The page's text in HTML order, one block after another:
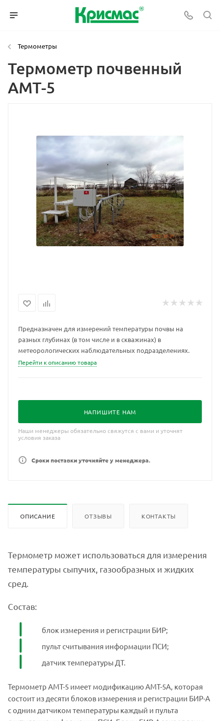
Термометры
Термометр почвенный
АМТ-5
Предназначен для измерений температуры почвы на
разных глубинах (в том числе и в скважинах) в
метеорологических наблюдательных подразделениях.
Перейти к описанию товара
НАПИШИТЕ НАМ
Наши менеджеры обязательно свяжутся с вами и уточнят
условия заказа
Сроки поставки уточняйте у менеджера.
ОПИСАНИЕ ОТЗЫВЫ КОНТАКТЫ
Термометр может использоваться для измерения
температуры сыпучих, газообразных и жидких
сред.
Состав:
блок измерения и регистрации БИР;
пульт считывания информации ПСИ;
датчик температуры ДТ.
Термометр АМТ-5 имеет модификацию АМТ-5А, которая
состоит из десяти блоков измерения и регистрации БИР-А
с одним датчиком температуры каждый и пульта